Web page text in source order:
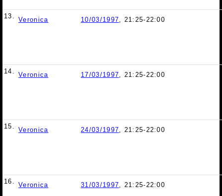
13. Veronica 10/03/1997, 21:25-22:00
14. Veronica 17/03/1997, 21:25-22:00
15. Veronica 24/03/1997, 21:25-22:00
16. Veronica 31/03/1997, 21:25-22:00